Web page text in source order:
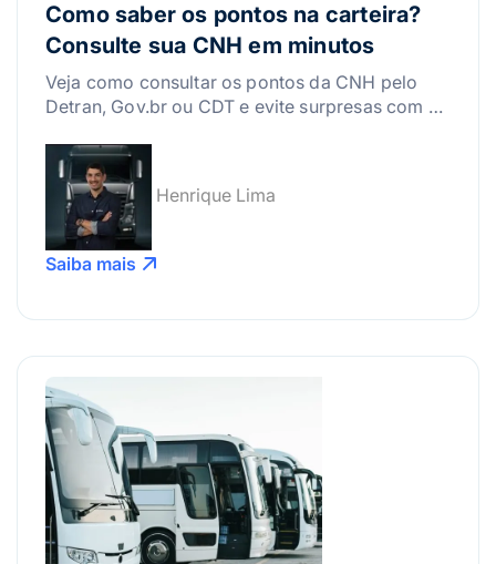
Como saber os pontos na carteira?
Consulte sua CNH em minutos
Veja como consultar os pontos da CNH pelo
Detran, Gov.br ou CDT e evite surpresas com a
Henrique Lima
Saiba mais